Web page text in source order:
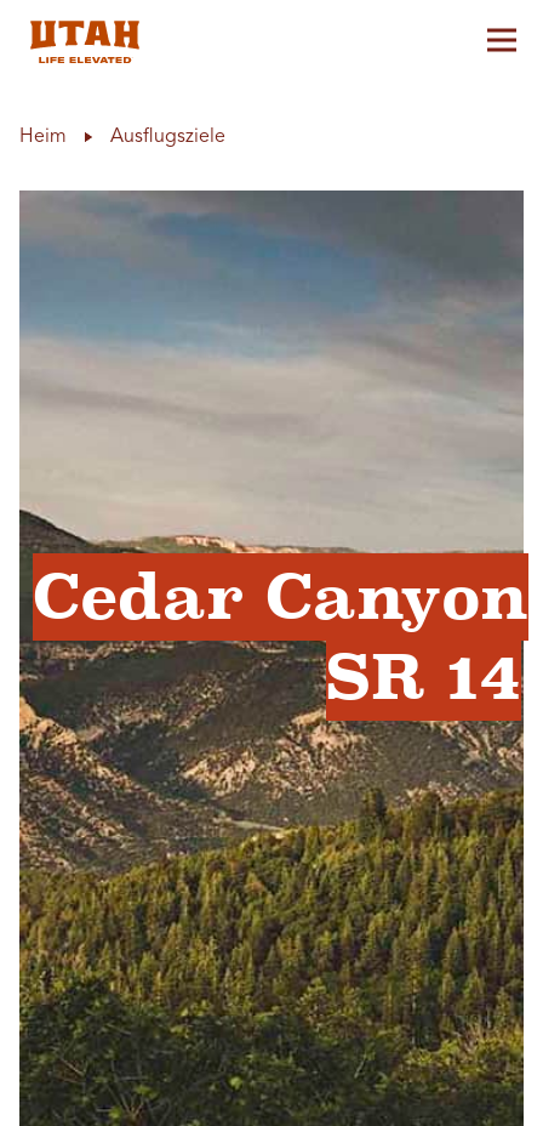
Heim Ausflugsziele
Cedar Canyon
SR 14